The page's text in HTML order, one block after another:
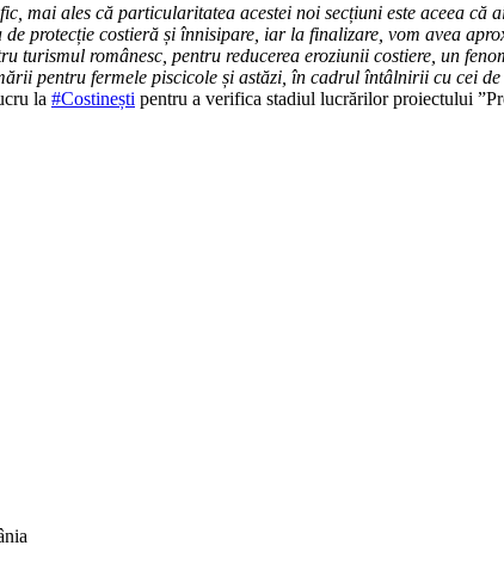
mai ales că particularitatea acestei noi secțiuni este aceea
protecție costieră și înnisipare, iar la finalizare, vom avea
turismul românesc, pentru reducerea eroziunii costiere, un
pentru fermele piscicole și astăzi, în cadrul întâlnirii cu cei
la #Costinești pentru a verifica stadiul lucrărilor proiectului